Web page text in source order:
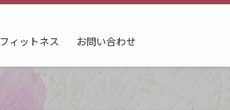
フィットネス お問い合わせ